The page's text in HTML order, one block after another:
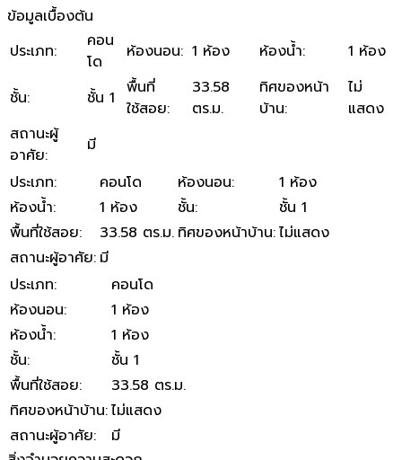
ข้อมูลเบื้องต้น
ประเภท:
คอน
โด
ห้องนอน: 1 ห้อง ห้องน้ำ: 1 ห้อง
ชั้น: ชั้น 1 พื้นที่
ใช้สอย:
33.58
ตร.ม.
ทิศของหน้า
บ้าน:
ไม่
แสดง
สถานะผู้
อาศัย:
มี
ประเภท: คอนโด ห้องนอน:
1 ห้อง
ห้องน้ำ: 1 ห้อง ชั้น:
ชั้น 1
พื้นที่ใช้สอย: 33.58 ตร.ม. ทิศของหน้าบ้าน:ไม่แสดง
สถานะผู้อาศัย: มี
ประเภท:
คอนโด
ห้องนอน:
1 ห้อง
ห้องน้ำ:
1 ห้อง
ชั้น:
ชั้น 1
พื้นที่ใช้สอย:
33.58 ตร.ม.
ทิศของหน้าบ้าน:ไม่แสดง
สถานะผู้อาศัย:
มี